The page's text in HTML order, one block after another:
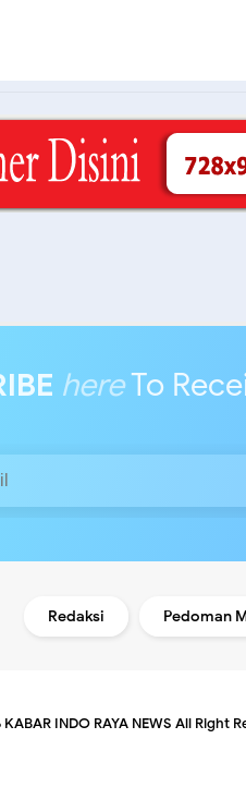
hereTo
Redaksi Pedoman
KABAR INDO RAYA NEWS All Right